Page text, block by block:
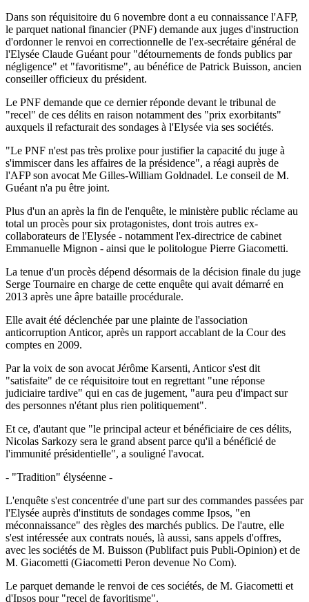
Dans son réquisitoire du 6 novembre dont a eu connaissance l'AFP,
le parquet national financier (PNF) demande aux juges d'instruction
d'ordonner le renvoi en correctionnelle de l'ex-secrétaire général de
l'Elysée Claude Guéant pour "détournements de fonds publics par
négligence" et "favoritisme", au bénéfice de Patrick Buisson, ancien
conseiller officieux du président.
Le PNF demande que ce dernier réponde devant le tribunal de
"recel" de ces délits en raison notamment des "prix exorbitants"
auxquels il refacturait des sondages à l'Elysée via ses sociétés.
"Le PNF n'est pas très prolixe pour justifier la capacité du juge à
s'immiscer dans les affaires de la présidence", a réagi auprès de
l'AFP son avocat Me Gilles-William Goldnadel. Le conseil de M.
Guéant n'a pu être joint.
Plus d'un an après la fin de l'enquête, le ministère public réclame au
total un procès pour six protagonistes, dont trois autres ex-
collaborateurs de l'Elysée - notamment l'ex-directrice de cabinet
Emmanuelle Mignon - ainsi que le politologue Pierre Giacometti.
La tenue d'un procès dépend désormais de la décision finale du juge
Serge Tournaire en charge de cette enquête qui avait démarré en
2013 après une âpre bataille procédurale.
Elle avait été déclenchée par une plainte de l'association
anticorruption Anticor, après un rapport accablant de la Cour des
comptes en 2009.
Par la voix de son avocat Jérôme Karsenti, Anticor s'est dit
"satisfaite" de ce réquisitoire tout en regrettant "une réponse
judiciaire tardive" qui en cas de jugement, "aura peu d'impact sur
des personnes n'étant plus rien politiquement".
Et ce, d'autant que "le principal acteur et bénéficiaire de ces délits,
Nicolas Sarkozy sera le grand absent parce qu'il a bénéficié de
l'immunité présidentielle", a souligné l'avocat.
- "Tradition" élyséenne -
L'enquête s'est concentrée d'une part sur des commandes passées par
l'Elysée auprès d'instituts de sondages comme Ipsos, "en
méconnaissance" des règles des marchés publics. De l'autre, elle
s'est intéressée aux contrats noués, là aussi, sans appels d'offres,
avec les sociétés de M. Buisson (Publifact puis Publi-Opinion) et de
M. Giacometti (Giacometti Peron devenue No Com).
Le parquet demande le renvoi de ces sociétés, de M. Giacometti et
d'Ipsos pour "recel de favoritisme".